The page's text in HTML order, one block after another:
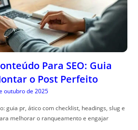
Para SEO: Guia
o Post Perfeito
outubro de 2025
guia pr, ático com checklist, headings, slug e
melhorar o ranqueamento e engajar